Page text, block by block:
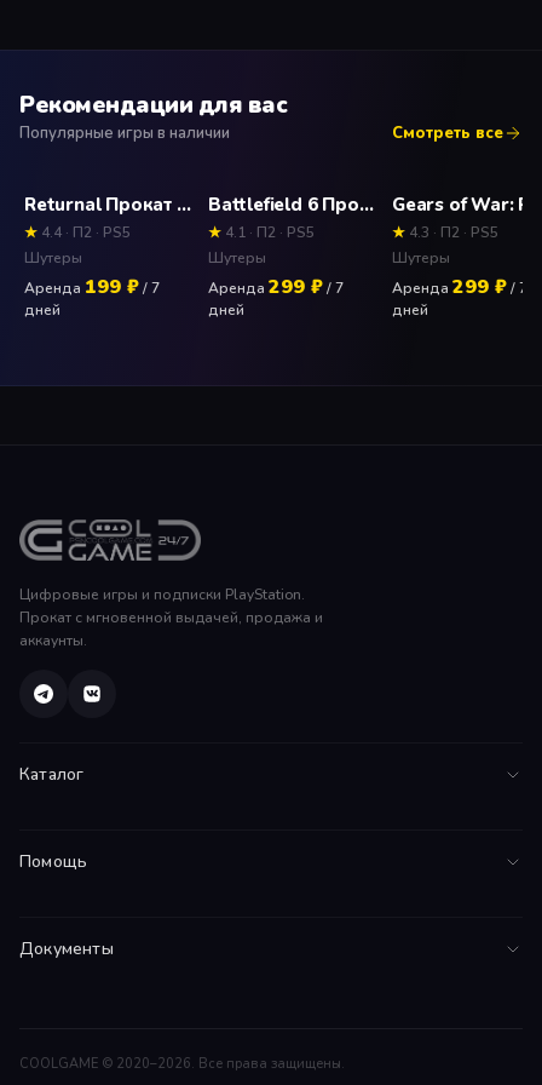
в истории id.
Рекомендации для вас
Популярные игры в наличии Смотреть все
Returnal Прокат и аренда игры 7 дней
★ 4.4 · П2 · PS5
Шутеры
Аренда 199 ₽/ 7
дней
Battlefield 6 Прокат и аренда игры 7 дней
★ 4.1 · П2 · PS5
Шутеры
Аренда 299 ₽/ 7
дней
★ 4.3 · П2 · PS5
Шутеры
Аренда 299 ₽/ 7
дней
Цифровые игры и подписки PlayStation.
Прокат с мгновенной выдачей, продажа и
аккаунты.
Каталог
Помощь
Инструкции
Гарантии
Документы
COOLGAME © 2020–2026. Все права защищены.